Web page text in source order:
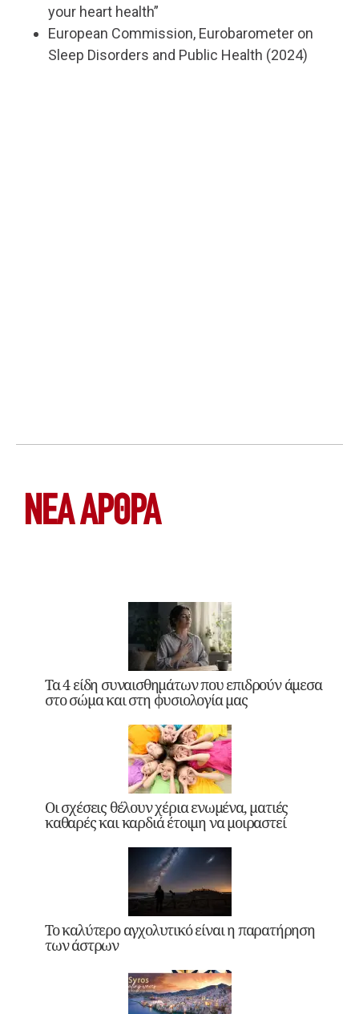
your heart health”
European Commission, Eurobarometer on
Sleep Disorders and Public Health (2024)
ΝΕΑ ΆΡΘΡΑ
Τα 4 είδη συναισθημάτων που επιδρούν άμεσα
στο σώμα και στη φυσιολογία μας
Οι σχέσεις θέλουν χέρια ενωμένα, ματιές
καθαρές και καρδιά έτοιμη να μοιραστεί
Το καλύτερο αγχολυτικό είναι η παρατήρηση
των άστρων